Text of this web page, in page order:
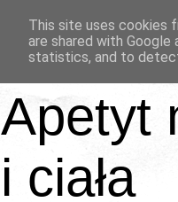
Apetyt
i ciała
This site uses cookies
are shared with
statistics, and to